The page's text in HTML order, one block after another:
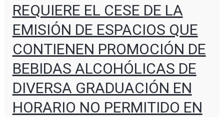
REQUIERE EL CESE DE LA
EMISIÓN DE ESPACIOS QUE
CONTIENEN PROMOCIÓN DE
BEBIDAS ALCOHÓLICAS DE
DIVERSA GRADUACIÓN EN
HORARIO NO PERMITIDO EN